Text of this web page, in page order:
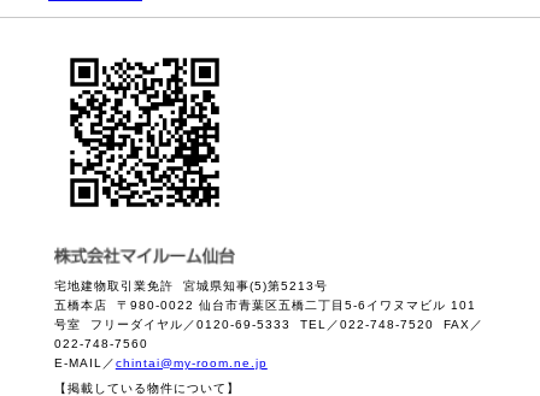
宅地建物取引業免許 宮城県知事(5)第5213号
五橋本店 〒980-0022 仙台市青葉区五橋二丁目5-6イワヌマビル 101
号室 フリーダイヤル／0120-69-5333 TEL／022-748-7520 FAX／
022-748-7560
E-MAIL／chintai@my-room.ne.jp
【掲載している物件について】